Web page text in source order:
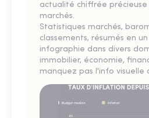
actualité chiffrée précieuse
marchés.
Statistiques marchés,
classements, résumés en
infographie dans divers
immobilier, économie,
manquez pas l'info visuelle